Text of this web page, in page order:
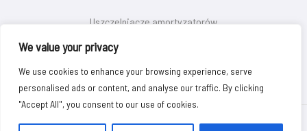
We value your privacy
We use cookies to enhance your browsing experience, serve
personalised ads or content, and analyse our traffic. By clicking
"Accept All", you consent to our use of cookies.
Uszczelniacze amortyzatorów
Eliminatory O2/SAS/EVAP
Copyright © 2026 MS-PERFORMANCE